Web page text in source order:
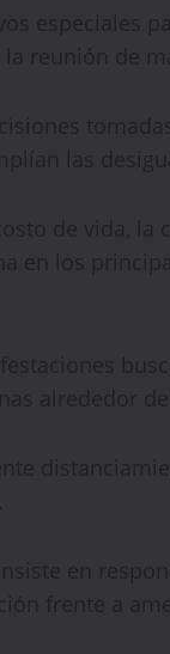
especiales
reunión de
las
de vida, la
en los
alrededor
en
frente a
15%
PROMO